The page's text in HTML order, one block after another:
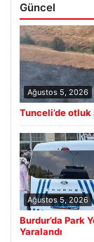
Güncel
Ağustos 5, 2026
Tunceli’de
Ağustos 5, 2026
Burdur’da Park
Yaralandı